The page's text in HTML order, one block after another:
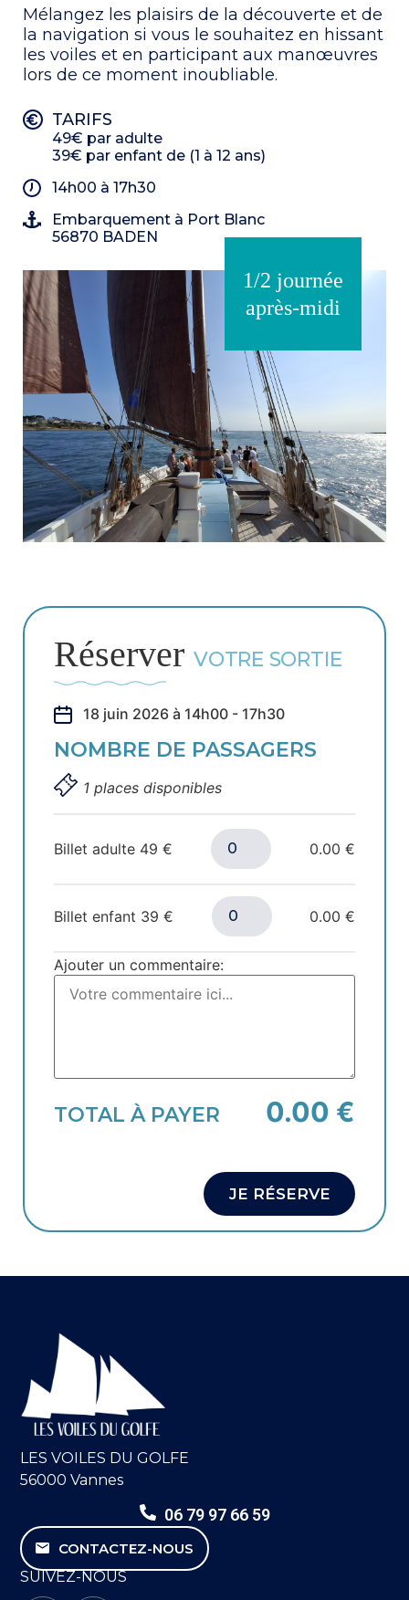
Mélangez les plaisirs de la découverte et de
la navigation si vous le souhaitez en hissant
les voiles et en participant aux manœuvres
lors de ce moment inoubliable.
TARIFS
49€ par adulte
39€ par enfant de (1 à 12 ans)
14h00 à 17h30
Embarquement à Port Blanc
56870 BADEN
1/2 journée
après-midi
Réserver VOTRE SORTIE
18 juin 2026 à 14h00 - 17h30
NOMBRE DE PASSAGERS
1 places disponibles
Billet adulte 49 € 0.00 €
Billet enfant 39 € 0.00 €
Ajouter un commentaire:
TOTAL À PAYER 0.00 €
JE RÉSERVE
LES VOILES DU GOLFE
56000 Vannes
06 79 97 66 59
CONTACTEZ-NOUS
SUIVEZ-NOUS